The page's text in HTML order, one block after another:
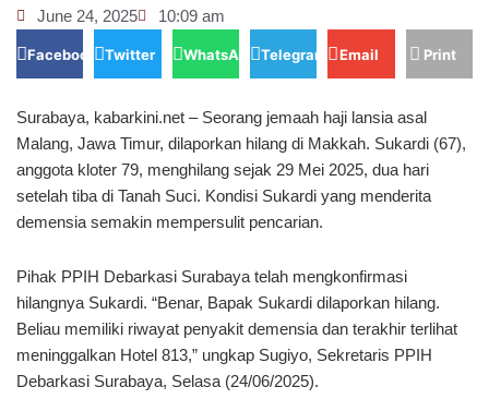
June 24, 2025 10:09 am
Facebook Twitter WhatsApp Telegram Email Print
Surabaya, kabarkini.net – Seorang jemaah haji lansia asal
Malang, Jawa Timur, dilaporkan hilang di Makkah. Sukardi (67),
anggota kloter 79, menghilang sejak 29 Mei 2025, dua hari
setelah tiba di Tanah Suci. Kondisi Sukardi yang menderita
demensia semakin mempersulit pencarian.
Pihak PPIH Debarkasi Surabaya telah mengkonfirmasi
hilangnya Sukardi. “Benar, Bapak Sukardi dilaporkan hilang.
Beliau memiliki riwayat penyakit demensia dan terakhir terlihat
meninggalkan Hotel 813,” ungkap Sugiyo, Sekretaris PPIH
Debarkasi Surabaya, Selasa (24/06/2025).